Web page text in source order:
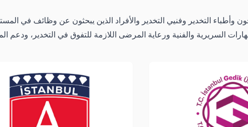
وأطباء التخدير وفنيي التخدير والأفراد الذين يبحثون عن وظائف في
السريرية والفنية ورعاية المرضى اللازمة للتفوق في التخدير، ودعم